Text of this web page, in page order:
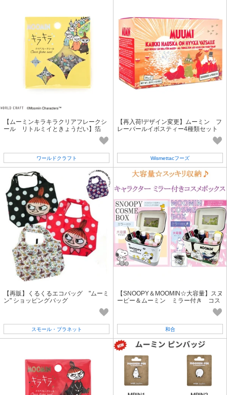
【ムーミンキラキラクリアフレークシ
ール リトルミイときょうだい】箔
ワールドクラフト
【再入荷!デザイン変更】ムーミン フ
レーバールイボスティー4種類セット
Wismettacフーズ
【再販】くるくるエコバッグ "ムーミ
ン" ショッピングバッグ
スモール・プラネット
【SNOOPY＆MOOMIN☆大容量】スヌ
ーピー＆ムーミン ミラー付き コス
和合